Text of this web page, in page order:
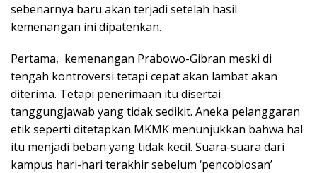
sebenarnya baru akan terjadi setelah hasil
kemenangan ini dipatenkan.
Pertama, kemenangan Prabowo-Gibran meski di
tengah kontroversi tetapi cepat akan lambat akan
diterima. Tetapi penerimaan itu disertai
tanggungjawab yang tidak sedikit. Aneka pelanggaran
etik seperti ditetapkan MKMK menunjukkan bahwa hal
itu menjadi beban yang tidak kecil. Suara-suara dari
kampus hari-hari terakhir sebelum ‘pencoblosan’